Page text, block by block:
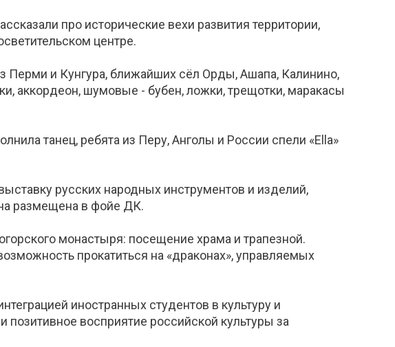
про исторические вехи развития территории,
центре.
Перми и Кунгура, ближайших сёл Орды, Ашапа, Калинино,
аккордеон, шумовые - бубен, ложки, трещотки, маракасы
танец, ребята из Перу, Анголы и России спели «Ellа»
русских народных инструментов и изделий,
размещена в фойе ДК.
монастыря: посещение храма и трапезной.
прокатиться на «драконах», управляемых
иностранных студентов в культуру и
восприятие российской культуры за